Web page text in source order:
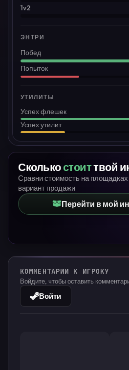
1v2
ЭНТРИ
Побед
Попыток
УТИЛИТЫ
Успех флешек
Успех утилит
Сколькостоиттвой
Сравни стоимость на
вариант продажи
Перейти в мой
КОММЕНТАРИИ К ИГРОКУ
Войдите, чтобы оставить
Войти